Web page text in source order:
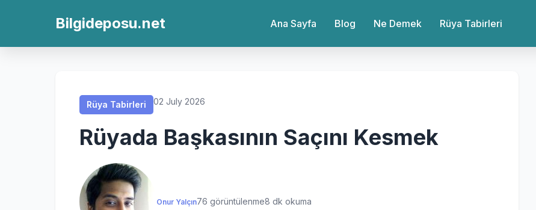
Bilgideposu.net Ana Sayfa Blog Ne Demek Rüya Tabirleri
Rüya Tabirleri 02 July 2026
Rüyada Başkasının Saçını Kesmek
Onur Yalçın76 görüntülenme8 dk okuma
Rüya Tabirleri
Rüya Tabirleri
Rüya Tabirleri
Rüya Tabirleri